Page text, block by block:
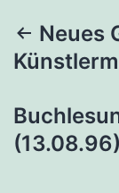
Neues
(13.08.96)